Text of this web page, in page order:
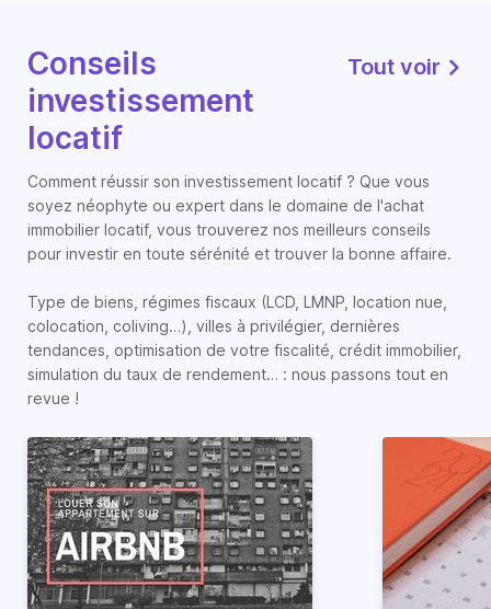
Conseils
investissement
locatif
Tout voir
Comment réussir son investissement locatif ? Que vous
soyez néophyte ou expert dans le domaine de l'achat
immobilier locatif, vous trouverez nos meilleurs conseils
pour investir en toute sérénité et trouver la bonne affaire.
Type de biens, régimes fiscaux (LCD, LMNP, location nue,
colocation, coliving…), villes à privilégier, dernières
tendances, optimisation de votre fiscalité, crédit immobilier,
simulation du taux de rendement… : nous passons tout en
revue !